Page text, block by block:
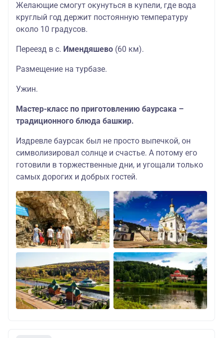
Желающие смогут окунуться в купели, где вода
круглый год держит постоянную температуру
около 10 градусов.
Переезд в с. Имендяшево (60 км).
Размещение на турбазе.
Ужин.
Мастер-класс по приготовлению баурсака –
традиционного блюда башкир.
Издревле баурсак был не просто выпечкой, он
символизировал солнце и счастье. А потому его
готовили в торжественные дни, и угощали только
самых дорогих и добрых гостей.